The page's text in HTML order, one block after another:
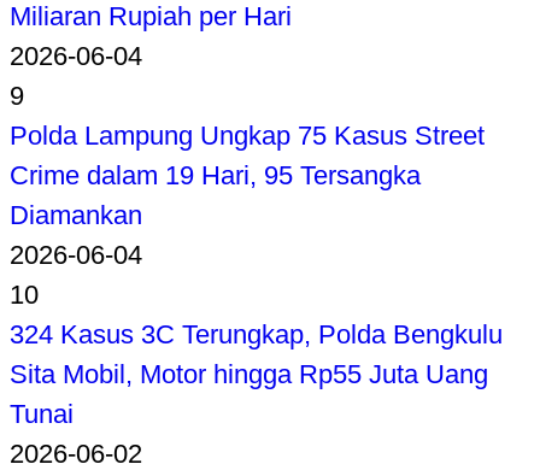
Miliaran Rupiah per Hari
2026-06-04
9
Polda Lampung Ungkap 75 Kasus Street
Crime dalam 19 Hari, 95 Tersangka
Diamankan
2026-06-04
10
324 Kasus 3C Terungkap, Polda Bengkulu
Sita Mobil, Motor hingga Rp55 Juta Uang
Tunai
2026-06-02